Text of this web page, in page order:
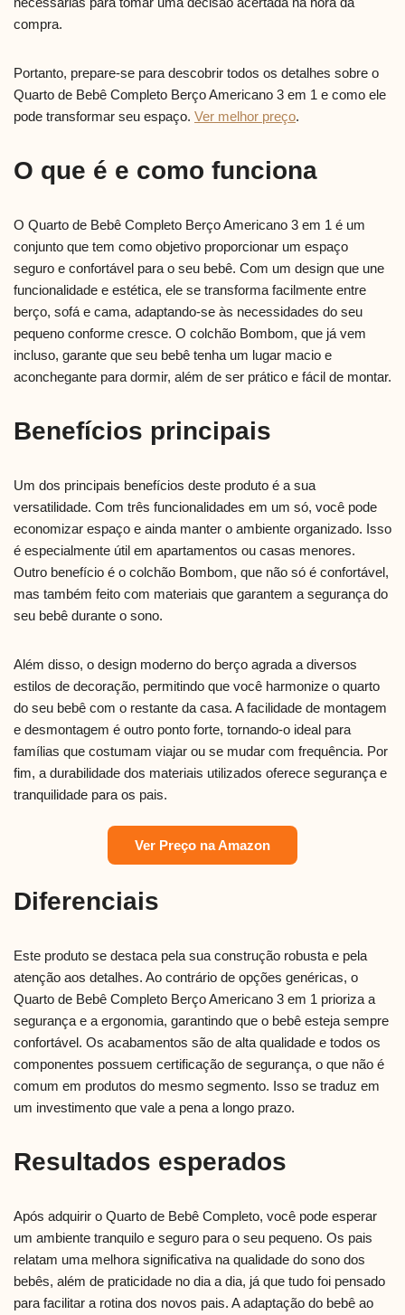
compra.
Portanto, prepare-se para descobrir todos os detalhes sobre o
Quarto de Bebê Completo Berço Americano 3 em 1 e como ele
pode transformar seu espaço. Ver melhor preço.
O que é e como funciona
O Quarto de Bebê Completo Berço Americano 3 em 1 é um
conjunto que tem como objetivo proporcionar um espaço
seguro e confortável para o seu bebê. Com um design que une
funcionalidade e estética, ele se transforma facilmente entre
berço, sofá e cama, adaptando-se às necessidades do seu
pequeno conforme cresce. O colchão Bombom, que já vem
incluso, garante que seu bebê tenha um lugar macio e
aconchegante para dormir, além de ser prático e fácil de montar.
Benefícios principais
Um dos principais benefícios deste produto é a sua
versatilidade. Com três funcionalidades em um só, você pode
economizar espaço e ainda manter o ambiente organizado. Isso
é especialmente útil em apartamentos ou casas menores.
Outro benefício é o colchão Bombom, que não só é confortável,
mas também feito com materiais que garantem a segurança do
seu bebê durante o sono.
Além disso, o design moderno do berço agrada a diversos
estilos de decoração, permitindo que você harmonize o quarto
do seu bebê com o restante da casa. A facilidade de montagem
e desmontagem é outro ponto forte, tornando-o ideal para
famílias que costumam viajar ou se mudar com frequência. Por
fim, a durabilidade dos materiais utilizados oferece segurança e
tranquilidade para os pais.
Ver Preço na Amazon
Diferenciais
Este produto se destaca pela sua construção robusta e pela
atenção aos detalhes. Ao contrário de opções genéricas, o
Quarto de Bebê Completo Berço Americano 3 em 1 prioriza a
segurança e a ergonomia, garantindo que o bebê esteja sempre
confortável. Os acabamentos são de alta qualidade e todos os
componentes possuem certificação de segurança, o que não é
comum em produtos do mesmo segmento. Isso se traduz em
um investimento que vale a pena a longo prazo.
Resultados esperados
Após adquirir o Quarto de Bebê Completo, você pode esperar
um ambiente tranquilo e seguro para o seu pequeno. Os pais
relatam uma melhora significativa na qualidade do sono dos
bebês, além de praticidade no dia a dia, já que tudo foi pensado
para facilitar a rotina dos novos pais. A adaptação do bebê ao